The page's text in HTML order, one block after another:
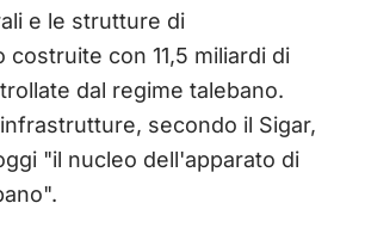
e le strutture di
costruite con 11,5 miliardi di
dal regime talebano.
secondo il Sigar,
"il nucleo dell'apparato di